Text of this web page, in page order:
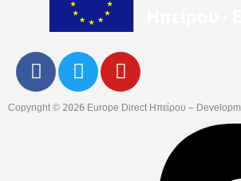
F
A
C
E
T
W
I
Y
O
U
Copyright © 2026 Europe Direct Ηπείρου –